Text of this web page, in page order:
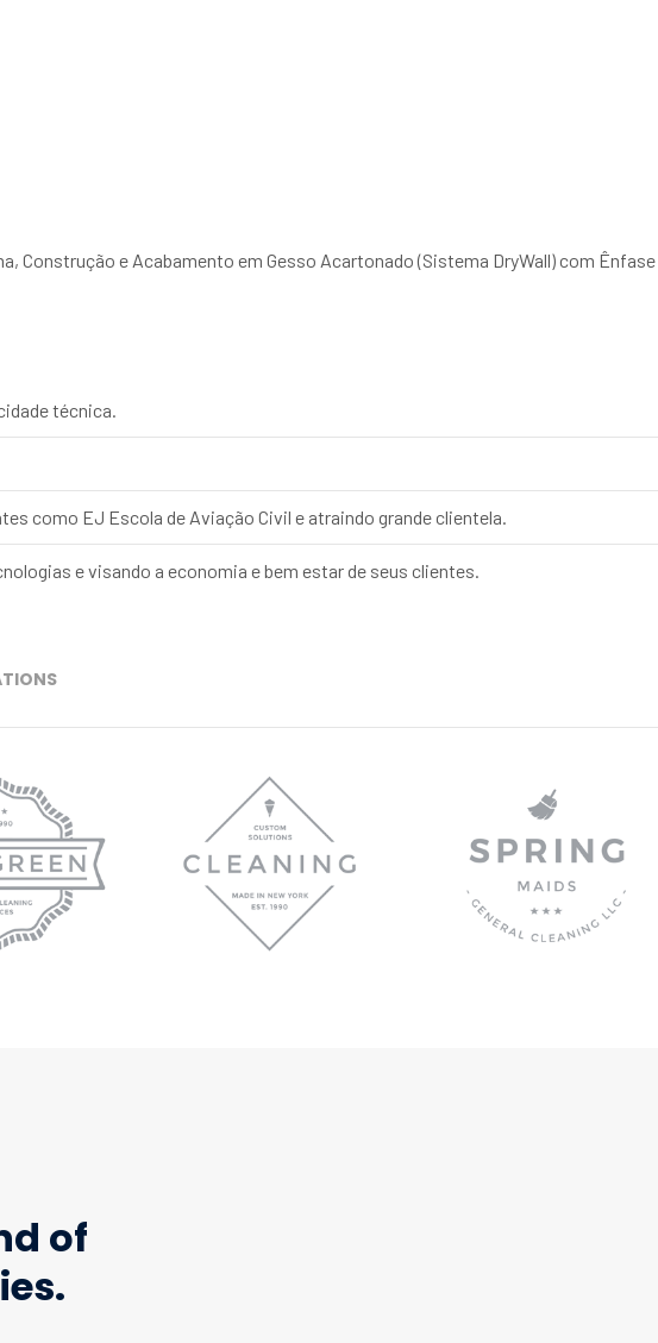
Construção e Acabamento em Gesso Acartonado (Sistema DryWall) com Ênfase
técnica.
como EJ Escola de Aviação Civil e atraindo grande clientela.
e visando a economia e bem estar de seus clientes.
of